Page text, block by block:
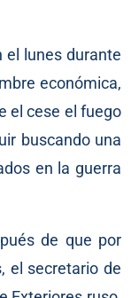
el lunes durante
económica,
el cese el fuego
buscando una
en la guerra
de que por
el secretario de